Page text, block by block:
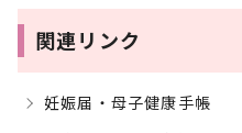
関連リンク
妊娠届・母子健康手帳